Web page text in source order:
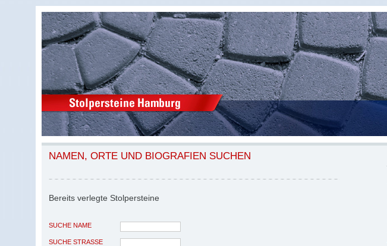
NAMEN, ORTE UND BIOGRAFIEN SUCHEN
Bereits verlegte Stolpersteine
SUCHE NAME
SUCHE STRASSE